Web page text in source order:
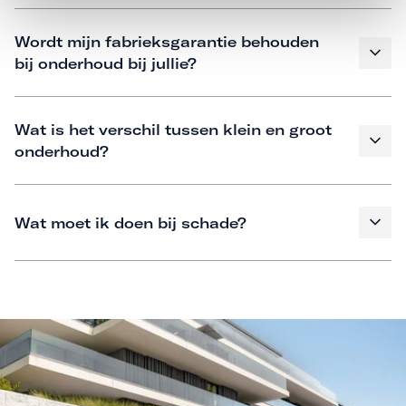
Wordt mijn fabrieksgarantie behouden
bij onderhoud bij jullie?
Wat is het verschil tussen klein en groot
onderhoud?
Wat moet ik doen bij schade?